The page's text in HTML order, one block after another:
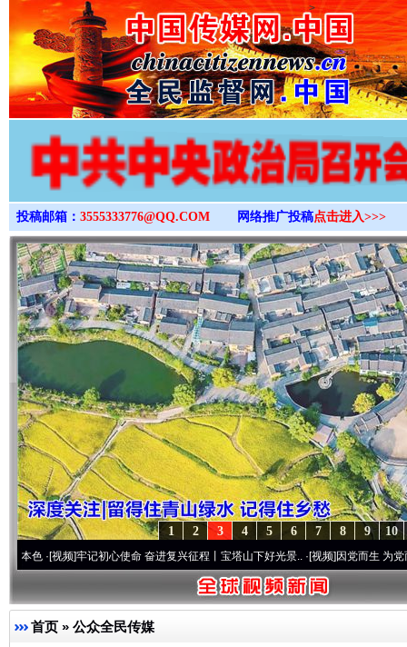
>
投稿邮箱： 3555333776@QQ.COM 网络推广投稿点击进入>>>
10
9
8
7
6
5
4
3
2
1
牢记初心使命 奋进复兴征程丨宝塔山下好光景..·[视频]因党而生 为党而战——百
首页 » 公众全民传媒